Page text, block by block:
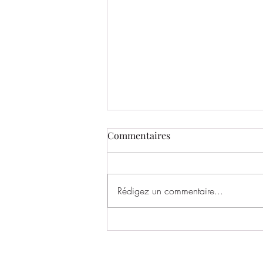
BILAN DU STAGE D'ÉTÉ –
Commentaires
Rédigez un commentaire...